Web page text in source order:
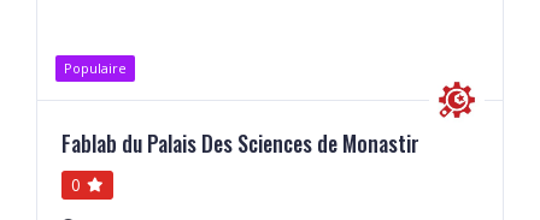
Populaire
Fablab du Palais Des Sciences de Monastir
0